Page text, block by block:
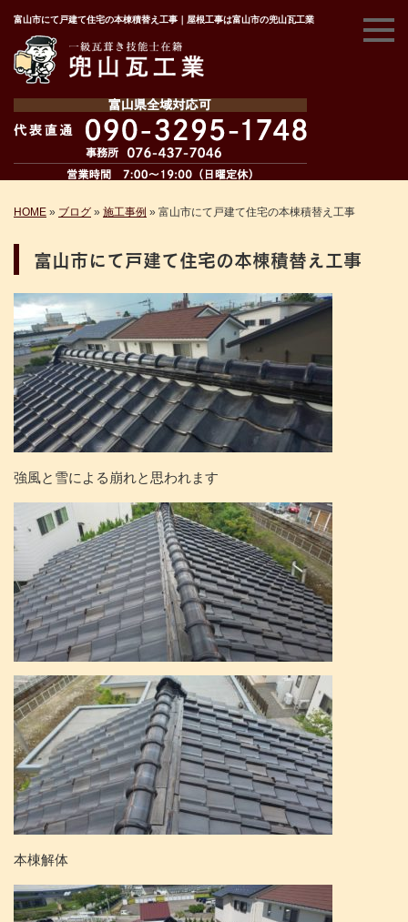
富山市にて戸建て住宅の本棟積替え工事｜屋根工事は富山市の兜山瓦工業
HOME » ブログ » 施工事例 » 富山市にて戸建て住宅の本棟積替え工事
富山市にて戸建て住宅の本棟積替え工事
強風と雪による崩れと思われます
本棟解体